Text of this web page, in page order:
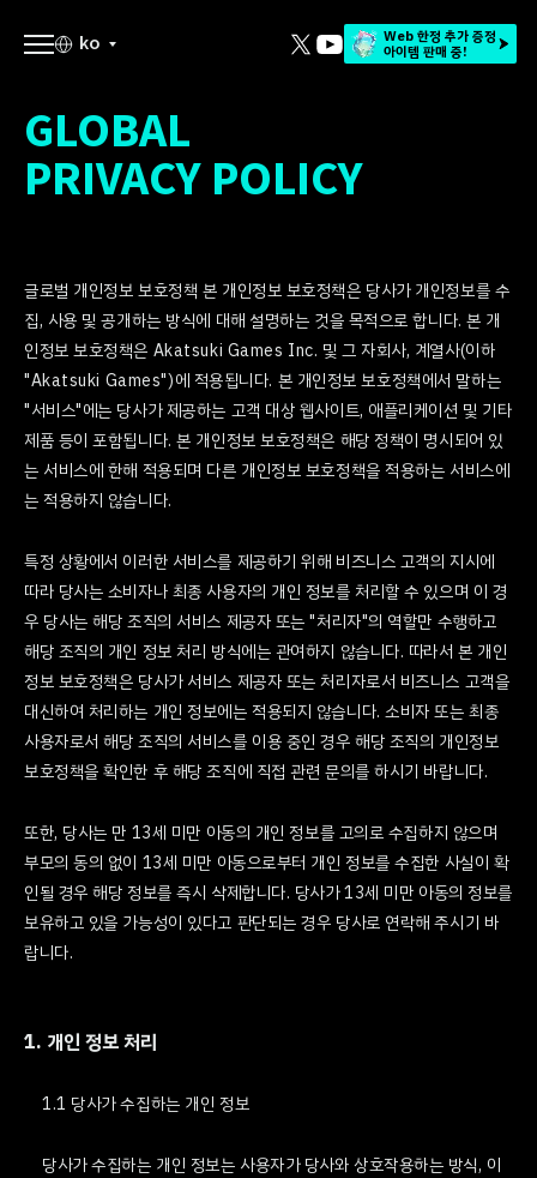
ko Web 한정 추가 증정
아이템 판매 중!
GLOBAL
PRIVACY POLICY
글로벌 개인정보 보호정책 본 개인정보 보호정책은 당사가 개인정보를 수
집, 사용 및 공개하는 방식에 대해 설명하는 것을 목적으로 합니다. 본 개
인정보 보호정책은 Akatsuki Games Inc. 및 그 자회사, 계열사(이하
"Akatsuki Games")에 적용됩니다. 본 개인정보 보호정책에서 말하는
"서비스"에는 당사가 제공하는 고객 대상 웹사이트, 애플리케이션 및 기타
제품 등이 포함됩니다. 본 개인정보 보호정책은 해당 정책이 명시되어 있
는 서비스에 한해 적용되며 다른 개인정보 보호정책을 적용하는 서비스에
는 적용하지 않습니다.
특정 상황에서 이러한 서비스를 제공하기 위해 비즈니스 고객의 지시에
따라 당사는 소비자나 최종 사용자의 개인 정보를 처리할 수 있으며 이 경
우 당사는 해당 조직의 서비스 제공자 또는 "처리자"의 역할만 수행하고
해당 조직의 개인 정보 처리 방식에는 관여하지 않습니다. 따라서 본 개인
정보 보호정책은 당사가 서비스 제공자 또는 처리자로서 비즈니스 고객을
대신하여 처리하는 개인 정보에는 적용되지 않습니다. 소비자 또는 최종
사용자로서 해당 조직의 서비스를 이용 중인 경우 해당 조직의 개인정보
보호정책을 확인한 후 해당 조직에 직접 관련 문의를 하시기 바랍니다.
또한, 당사는 만 13세 미만 아동의 개인 정보를 고의로 수집하지 않으며
부모의 동의 없이 13세 미만 아동으로부터 개인 정보를 수집한 사실이 확
인될 경우 해당 정보를 즉시 삭제합니다. 당사가 13세 미만 아동의 정보를
보유하고 있을 가능성이 있다고 판단되는 경우 당사로 연락해 주시기 바
랍니다.
1. 개인 정보 처리
1.1 당사가 수집하는 개인 정보
당사가 수집하는 개인 정보는 사용자가 당사와 상호작용하는 방식, 이